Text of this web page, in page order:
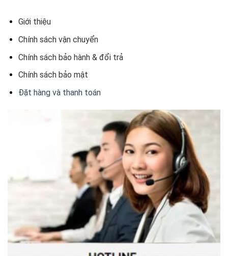
Giới thiệu
Chính sách vận chuyển
Chính sách bảo hành & đổi trả
Chính sách bảo mật
Đặt hàng và thanh toán